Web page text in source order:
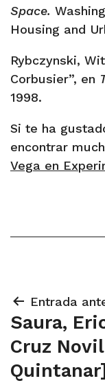
Space.
Housing and
Rybczynski,
Corbusier”, en
1998.
Si te ha
encontrar
Vega en
de
Entrada
Saura,
Cruz